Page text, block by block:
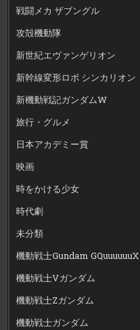
戦闘メカ ザブングル
攻殻機動隊
新世紀エヴァンゲリオン
新幹線変形ロボ シンカリオン
新機動戦記ガンダムW
旅行・グルメ
日本アカデミー賞
映画
時をかける少女
時代劇
未分類
機動戦士Gundam GQuuuuuuX
機動戦士Vガンダム
機動戦士Zガンダム
機動戦士ガンダム